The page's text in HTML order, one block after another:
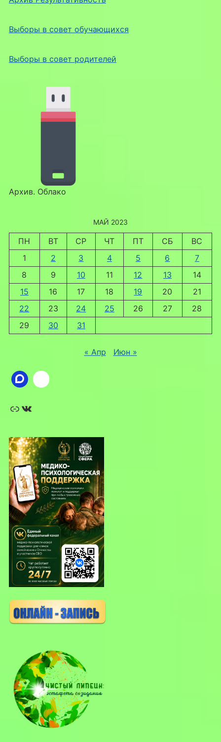
Выборы в совет обучающихся
Выборы в совет родителей
Архив. Облако
МАЙ 2023
ПН ВТ СР ЧТ ПТ СБ
ВС
1
2 3 4 5 6
7
8
9 10 11 12 13
14
15
16 17 18 19 20
21
22
23 24 25 26 27
28
29
30 31
« Апр Июн »
Ссылка